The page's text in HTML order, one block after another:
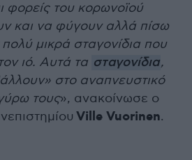
φορείς του κορωνοϊού
και να φύγουν αλλά πίσω
μικρά σταγονίδια που
ιό. Αυτά τα σταγονίδια,
στο αναπνευστικό
τους», ανακοίνωσε ο
Ville Vuorinen.